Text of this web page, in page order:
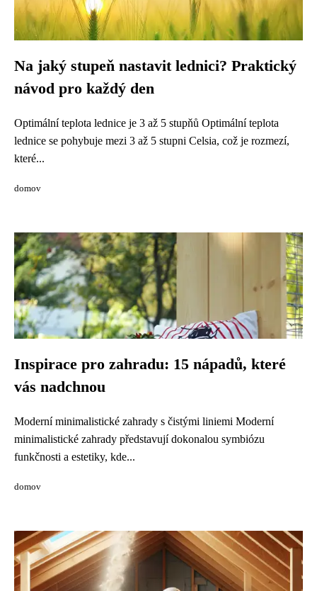
Na jaký stupeň nastavit lednici? Praktický
návod pro každý den
Optimální teplota lednice je 3 až 5 stupňů Optimální teplota
lednice se pohybuje mezi 3 až 5 stupni Celsia, což je rozmezí,
které...
domov
Inspirace pro zahradu: 15 nápadů, které
vás nadchnou
Moderní minimalistické zahrady s čistými liniemi Moderní
minimalistické zahrady představují dokonalou symbiózu
funkčnosti a estetiky, kde...
domov